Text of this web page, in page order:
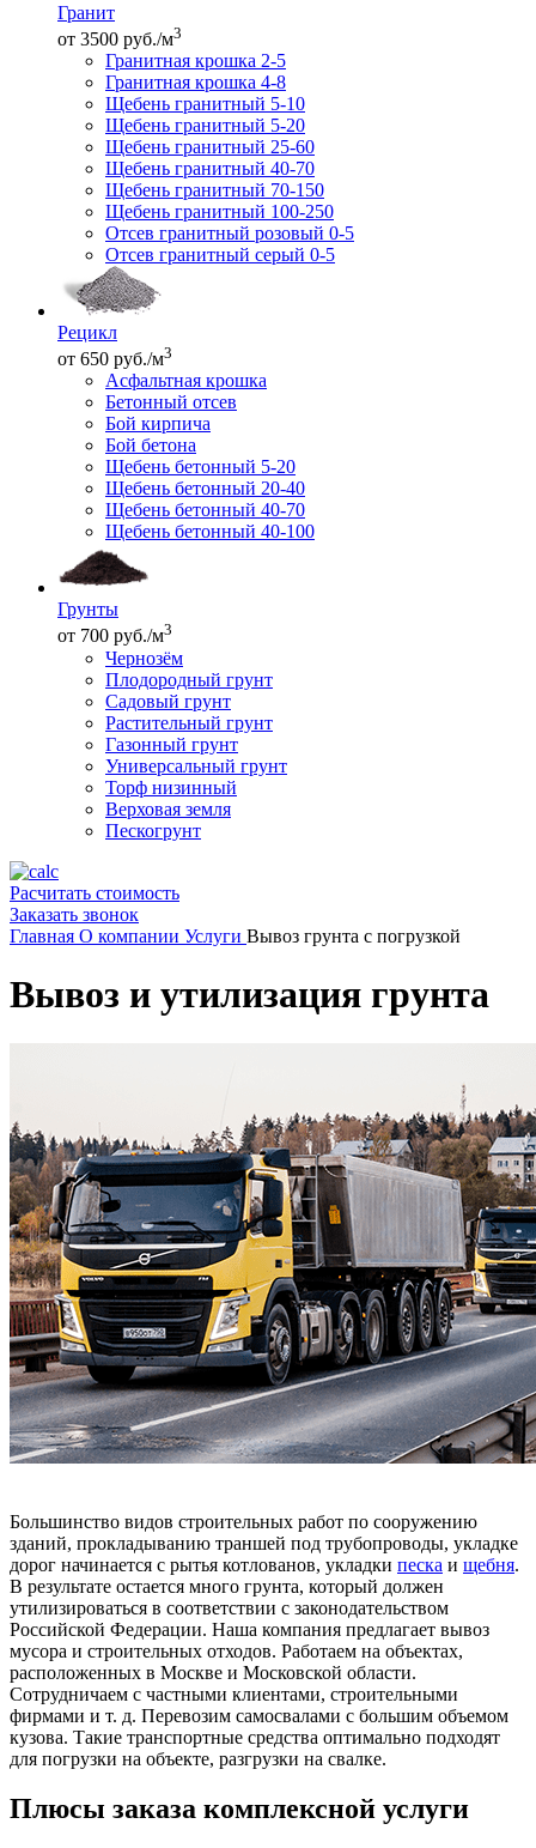
Гранит
от 3500 руб./м3
Гранитная крошка 2-5
Гранитная крошка 4-8
Щебень гранитный 5-10
Щебень гранитный 5-20
Щебень гранитный 25-60
Щебень гранитный 40-70
Щебень гранитный 70-150
Щебень гранитный 100-250
Отсев гранитный розовый 0-5
Отсев гранитный серый 0-5
Рецикл
от 650 руб./м3
Асфальтная крошка
Бетонный отсев
Бой кирпича
Бой бетона
Щебень бетонный 5-20
Щебень бетонный 20-40
Щебень бетонный 40-70
Щебень бетонный 40-100
Грунты
от 700 руб./м3
Чернозём
Плодородный грунт
Садовый грунт
Растительный грунт
Газонный грунт
Универсальный грунт
Торф низинный
Верховая земля
Пескогрунт
Расчитать стоимость
Заказать звонок
Главная О компании Услуги Вывоз грунта с погрузкой
Вывоз и утилизация грунта
Большинство видов строительных работ по сооружению
зданий, прокладыванию траншей под трубопроводы, укладке
дорог начинается с рытья котлованов, укладки песка и щебня.
В результате остается много грунта, который должен
утилизироваться в соответствии с законодательством
Российской Федерации. Наша компания предлагает вывоз
мусора и строительных отходов. Работаем на объектах,
расположенных в Москве и Московской области.
Сотрудничаем с частными клиентами, строительными
фирмами и т. д. Перевозим самосвалами с большим объемом
кузова. Такие транспортные средства оптимально подходят
для погрузки на объекте, разгрузки на свалке.
Плюсы заказа комплексной услуги